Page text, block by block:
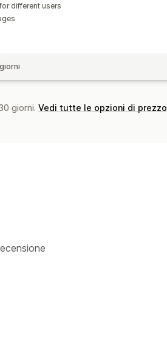
different users
giorni. Vedi tutte le opzioni di prezzo